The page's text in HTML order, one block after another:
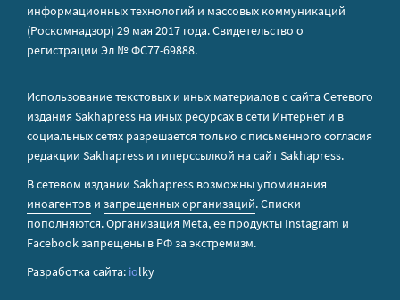
информационных технологий и массовых коммуникаций
(Роскомнадзор) 29 мая 2017 года. Свидетельство о
регистрации Эл № ФС77-69888.
Использование текстовых и иных материалов с сайта Сетевого
издания Sakhapress на иных ресурсах в сети Интернет и в
социальных сетях разрешается только с письменного согласия
редакции Sakhapress и гиперссылкой на сайт Sakhapress.
В сетевом издании Sakhapress возможны упоминания
иноагентов и запрещенных организаций. Списки
пополняются. Организация Metа, ее продукты Instagram и
Facebook запрещены в РФ за экстремизм.
Разработка сайта: iolky